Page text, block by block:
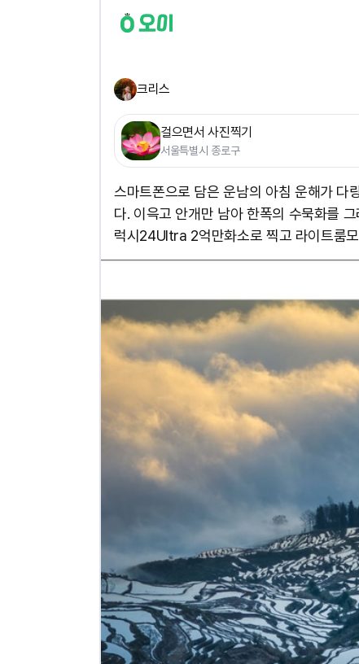
크리스
걸으면서 사진찍기
서울특별시 종로구
스마트폰으로 담은 운남의 아침 운해가 다
다. 이윽고 안개만 남아 한폭의 수묵화를
럭시24Ultra 2억만화소로 찍고 라이트룸